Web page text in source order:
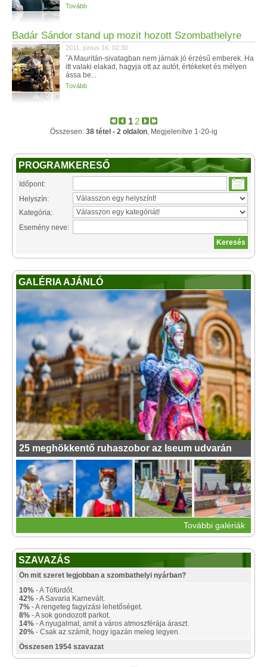
Tovább
Badár Sándor stand up mozit hozott Szombathelyre
2011. június 16. 02:30
˝A Mauritán-sivatagban nem járnak jó érzésű emberek. Ha
itt valaki elakad, hagyja ott az autót, értékeket és mélyen
ássa be...
Tovább
1 2
Összesen: 38 tétel - 2 oldalon, Megjelenítve 1-20-ig
PROGRAMKERESŐ
Időpont:
Helyszín:
Kategória:
Esemény neve:
GALÉRIA AJÁNLÓ
25 meghökkentő ruhaszobor az Iseum udvarán
További galériák
SZAVAZÁS
Ön mit szeret legjobban a szombathelyi nyárban?
10% - A Tófürdőt.
42% - A Savaria Karnevált.
7% - A rengeteg fagyizási lehetőséget.
8% - A sok gondozott parkot.
14% - A nyugalmat, amit a város atmoszférája áraszt.
20% - Csak az számít, hogy igazán meleg legyen.
Összesen 1954 szavazat